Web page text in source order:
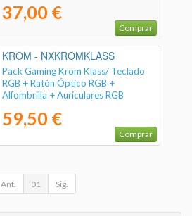
37,00 €
Comprar
KROM - NXKROMKLASS
Pack Gaming Krom Klass/ Teclado
RGB + Ratón Óptico RGB +
Alfombrilla + Auriculares RGB
59,50 €
Comprar
Ant. 01 Sig.